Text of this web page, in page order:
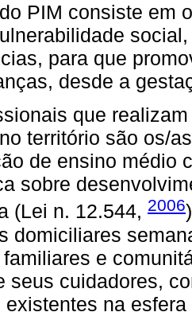
PIM consiste em
para que
desde a
que
território são os/
de ensino médio
sobre
(Lei n. 12.544, 2006
domiciliares
e
seus cuidadores,
existentes na